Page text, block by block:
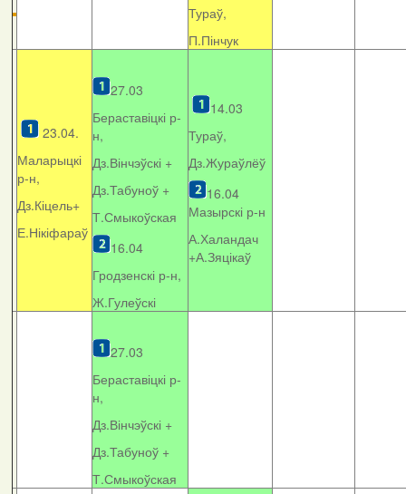
Тураў,
П.Пінчук
23.04.
Маларыцкі
р-н,
Дз.Кіцель+
Е.Нікіфараў
27.03
Бераставіцкі р-
н,
Дз.Вінчэўскі +
Дз.Табуноў +
Т.Смыкоўская
16.04
Гродзенскі р-н,
Ж.Гулеўскі
14.03
Тураў,
Дз.Жураўлёў
16.04
Мазырскі р-н
А.Халандач
+А.Зяцікаў
27.03
Бераставіцкі р-
н,
Дз.Вінчэўскі +
Дз.Табуноў +
Т.Смыкоўская